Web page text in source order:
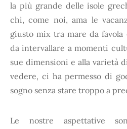
la più grande delle isole
chi, come noi, ama le
giusto mix tra mare da
da intervallare a momenti
sue dimensioni e alla varietà
vedere, ci ha permesso di
sogno senza stare troppo a
Le nostre aspettative